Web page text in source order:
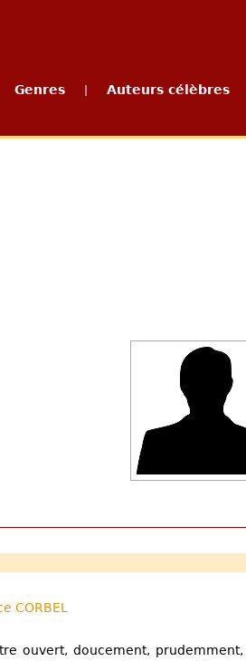
Genres Auteurs célèbres
CORBEL
ouvert, doucement,